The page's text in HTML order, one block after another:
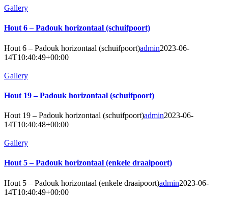
Gallery
Hout 6 – Padouk horizontaal (schuifpoort)
Hout 6 – Padouk horizontaal (schuifpoort)admin2023-06-
14T10:40:49+00:00
Gallery
Hout 19 – Padouk horizontaal (schuifpoort)
Hout 19 – Padouk horizontaal (schuifpoort)admin2023-06-
14T10:40:48+00:00
Gallery
Hout 5 – Padouk horizontaal (enkele draaipoort)
Hout 5 – Padouk horizontaal (enkele draaipoort)admin2023-06-
14T10:40:49+00:00